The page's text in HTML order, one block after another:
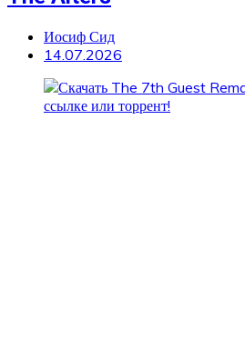
Иосиф Сид
14.07.2026